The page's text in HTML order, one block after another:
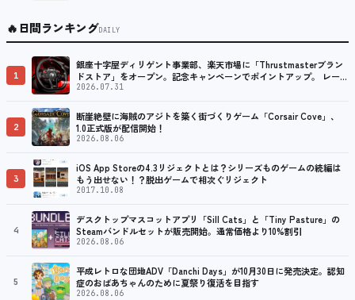
🔥日間ランキングDAILY
1
銀座十字屋ディリゲント事業部、楽天市場に「Thrustmasterブラン
ドストア」をオープン。記念キャンペーンでポイントアップ。 レーシ
ング／フライトシム向けコントローラーを中心に、幅広くラインナッ
2026.07.31
2
断崖絶壁に海賊のアジトを築く街づくりゲーム「Corsair Cove」、
1.0正式版が配信開始！
2026.08.06
3
iOS App Storeの4.3リジェクトとは？シリーズものゲームの続編は
もう出せない！？脱出ゲームで相次ぐリジェクト
2017.10.08
4
デスクトップマスコットアプリ「Sill Cats」と「Tiny Pasture」の
Steamバンドルセットが販売開始。通常価格より10%割引
2026.08.06
5
平成レトロな団地ADV「Danchi Days」が10月30日に発売決定。認知
症のおばあちゃんのために夏祭り復活を目指す
2026.08.06